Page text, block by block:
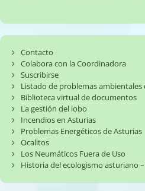
Contacto
Colabora con la Coordinadora
Suscribirse
Listado de problemas ambientales
Biblioteca virtual de documentos
La gestión del lobo
Incendios en Asturias
Problemas Energéticos de Asturias
Ocalitos
Los Neumáticos Fuera de Uso
Historia del ecologismo asturiano